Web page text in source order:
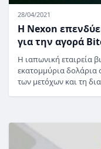
28/04/2021
Η Nexon
για την αγορά
Η ιαπωνική εταιρεία
εκατομμύρια δολάρια
των μετόχων και τη